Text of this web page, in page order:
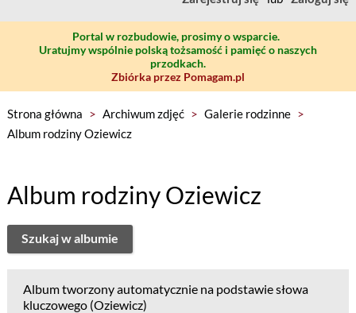
Portal w rozbudowie, prosimy o wsparcie.
Uratujmy wspólnie polską tożsamość i pamięć o naszych
przodkach.
Zbiórka przez Pomagam.pl
Strona główna > Archiwum zdjęć > Galerie rodzinne >
Album rodziny Oziewicz
Album rodziny Oziewicz
Szukaj w albumie
Album tworzony automatycznie na podstawie słowa
kluczowego (Oziewicz)